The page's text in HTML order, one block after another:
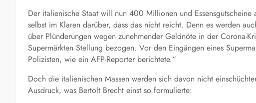
Der italienische Staat will nun 400 Millionen und
selbst im Klaren darüber, dass das nicht reicht. Denn es werden
über Plünderungen wegen zunehmender Geldnöte in der Corona-
Supermärkten Stellung bezogen. Vor den Eingängen eines
Polizisten, wie ein AFP-Reporter berichtete.“
Doch die italienischen Massen werden sich davon nicht
Ausdruck, was Bertolt Brecht einst so formulierte: